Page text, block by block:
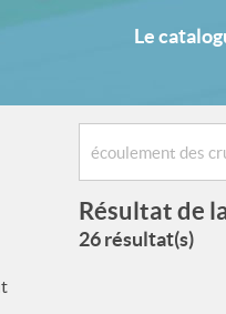
Le
Résultat de
26 résultat(s)